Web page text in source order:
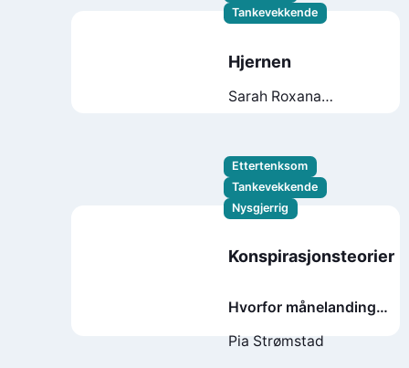
Tankevekkende
Hjernen
Sarah Roxana
Ettertenksom
Tankevekkende
Nysgjerrig
Konspirasjonsteorier
Hvorfor månelandingen
spinnville påstander
Pia Strømstad